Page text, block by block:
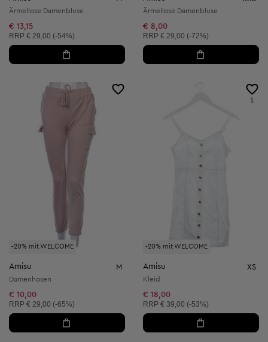
Ärmellose Damenbluse
€ 13,15
Unverbindliche Preisempfehlung:
RRP € 29,00 (-54%)
Ärmellose Damenbluse
€ 8,00
Unverbindliche Preisempfehlung:
RRP € 29,00 (-72%)
-20% mit WELCOME
Amisu M
Damenhosen
€ 10,00
Unverbindliche Preisempfehlung:
RRP € 29,00 (-65%)
-20% mit WELCOME
1
Amisu XS
Kleid
€ 18,00
Unverbindliche Preisempfehlung:
RRP € 39,00 (-53%)